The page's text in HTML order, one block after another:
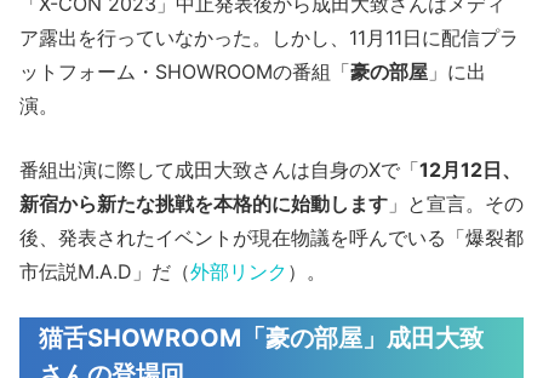
ア露出を行っていなかった。しかし、11月11日に配信プラ
ットフォーム・SHOWROOMの番組「豪の部屋 」に出
演。
番組出演に際して成田大致さんは自身のXで「12月12日、
新宿から新たな挑戦を本格的に始動します 」と宣言。その
後、発表されたイベントが現在物議を呼んでいる「爆裂都
市伝説M.A.D」だ（外部リンク ）。
猫舌SHOWROOM「豪の部屋」成田大致